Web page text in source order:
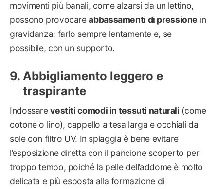
movimenti più banali, come alzarsi da un lettino,
possono provocareabbassamenti di pressione in
gravidanza: farlo sempre lentamente e, se
possibile, con un supporto.
Abbigliamento leggero e
traspirante
Indossarevestiti comodi in tessuti naturali (come
cotone o lino), cappello a tesa larga e occhiali da
sole con filtro UV. In spiaggia è bene evitare
l’esposizione diretta con il pancione scoperto per
troppo tempo, poiché la pelle dell’addome è molto
delicata e più esposta alla formazione di